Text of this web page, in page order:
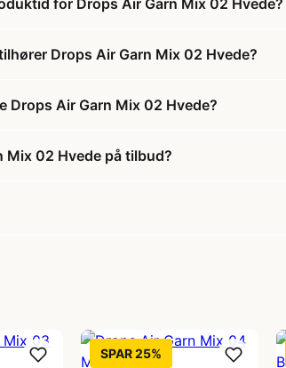
for Drops Air Garn Mix 02 Hvede?
Drops Air Garn Mix 02 Hvede?
Drops Air Garn Mix 02 Hvede?
Mix 02 Hvede på tilbud?
SPAR 25%